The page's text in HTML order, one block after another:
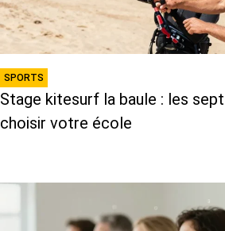
SPORTS
Stage kitesurf la baule : les
choisir votre école